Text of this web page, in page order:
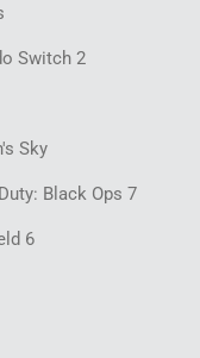
Switch 2
Sky
Black Ops 7
6